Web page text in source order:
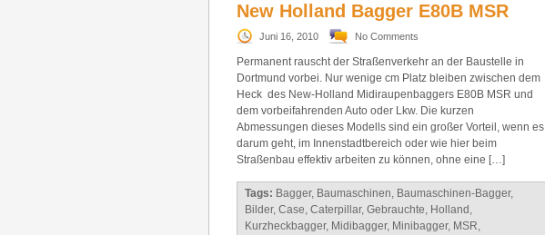
New Holland Bagger E80B MSR
Juni 16, 2010 No Comments
Permanent rauscht der Straßenverkehr an der Baustelle in
Dortmund vorbei. Nur wenige cm Platz bleiben zwischen dem
Heck des New-Holland Midiraupenbaggers E80B MSR und
dem vorbeifahrenden Auto oder Lkw. Die kurzen
Abmessungen dieses Modells sind ein großer Vorteil, wenn es
darum geht, im Innenstadtbereich oder wie hier beim
Straßenbau effektiv arbeiten zu können, ohne eine […]
Tags: Bagger, Baumaschinen, Baumaschinen-Bagger,
Bilder, Case, Caterpillar, Gebrauchte, Holland ,
Kurzheckbagger, Midibagger, Minibagger, MSR,